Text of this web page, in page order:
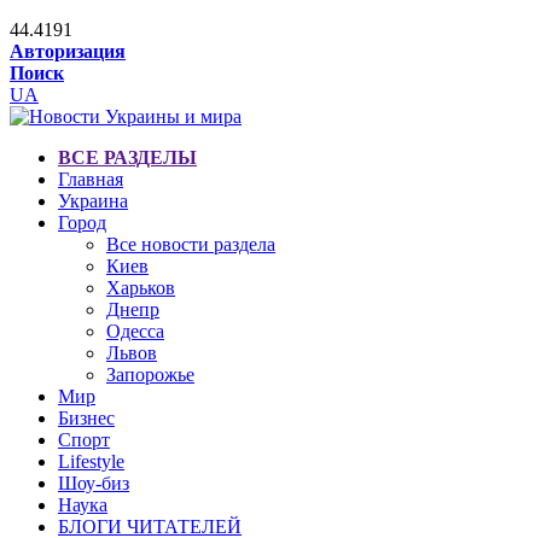
44.4191
Авторизация
Поиск
UA
ВСЕ РАЗДЕЛЫ
Главная
Украина
Город
Все новости раздела
Киев
Харьков
Днепр
Одесса
Львов
Запорожье
Мир
Бизнес
Спорт
Lifestyle
Шоу-биз
Наука
БЛОГИ ЧИТАТЕЛЕЙ